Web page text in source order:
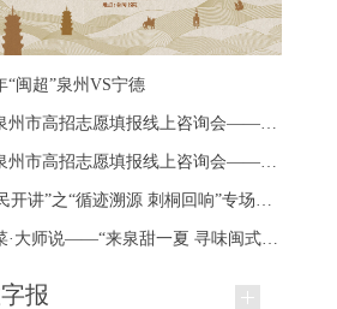
“闽超”泉州VS宁德
报